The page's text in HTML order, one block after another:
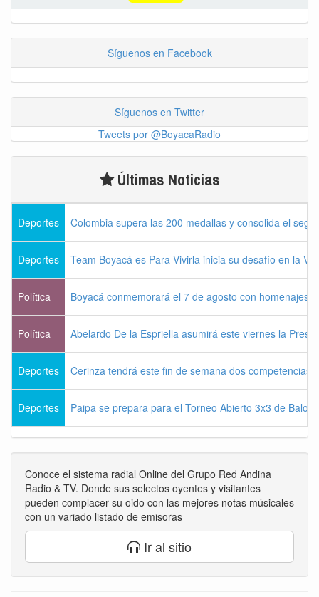
Síguenos en Facebook
Síguenos en Twitter
Tweets por @BoyacaRadio
Últimas Noticias
Deportes Colombia supera las 200 medallas y consolida el
Deportes Team Boyacá es Para Vivirla inicia su desafío en la
Política Boyacá conmemorará el 7 de agosto con homenajes
Política Abelardo De la Espriella asumirá este viernes la
Deportes Cerinza tendrá este fin de semana dos competencias
Deportes Paipa se prepara para el Torneo Abierto 3x3 de
Conoce el sistema radial Online del Grupo Red Andina
Radio & TV. Donde sus selectos oyentes y visitantes
pueden complacer su oido con las mejores notas músicales
con un variado listado de emisoras
Ir al sitio